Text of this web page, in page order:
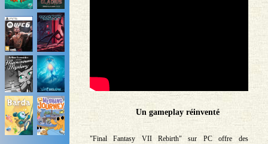
Un gameplay réinventé
"Final Fantasy VII Rebirth" sur PC offre des